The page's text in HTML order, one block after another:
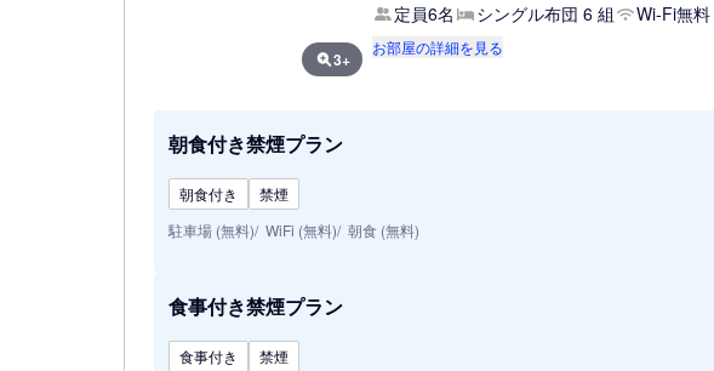
3+
定員6名 シングル布団 6 組 Wi-Fi無料
お部屋の詳細を見る
朝食付き禁煙プラン
朝食付き
禁煙
駐車場 (無料) WiFi (無料) 朝食 (無料)
食事付き禁煙プラン
食事付き
禁煙